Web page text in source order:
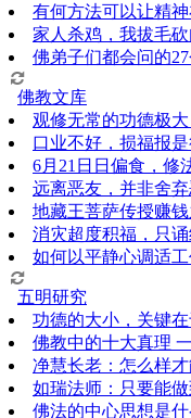
有何方法可以让精
家人杀鸡，我拔毛
佛弟子们都会问的
佛教文库
观修无常的功德极大
口业不好，损福报
6月21日日偏食，修
远离恶友，并非舍
地藏王菩萨传授赚
消灾超度积福，只
如何以平静心调适
五明研究
功德的大小，关键
佛教中的十大真理
净慧长老：怎么样
如瑞法师：只要能
佛法的中心思想是什